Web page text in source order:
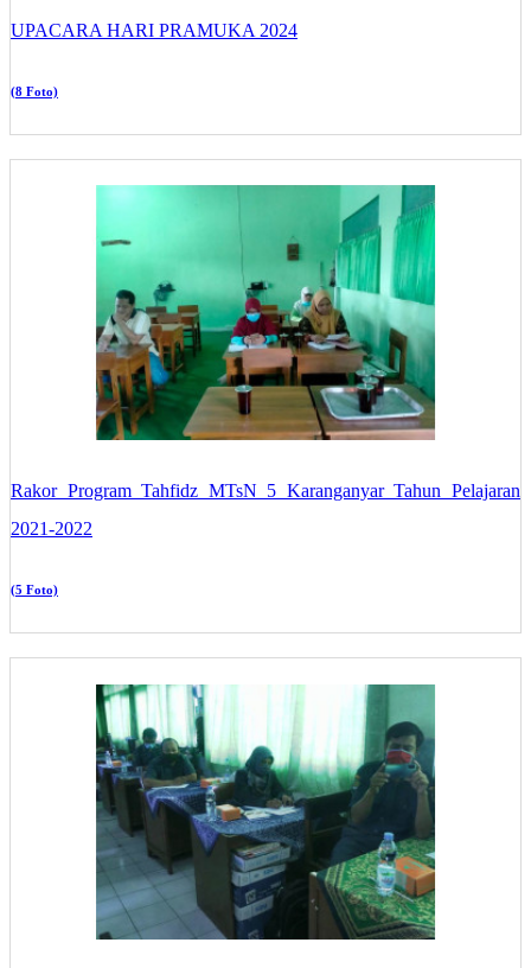
UPACARA HARI PRAMUKA 2024
(8 Foto)
Rakor Program Tahfidz MTsN 5 Karanganyar Tahun Pelajaran
2021-2022
(5 Foto)